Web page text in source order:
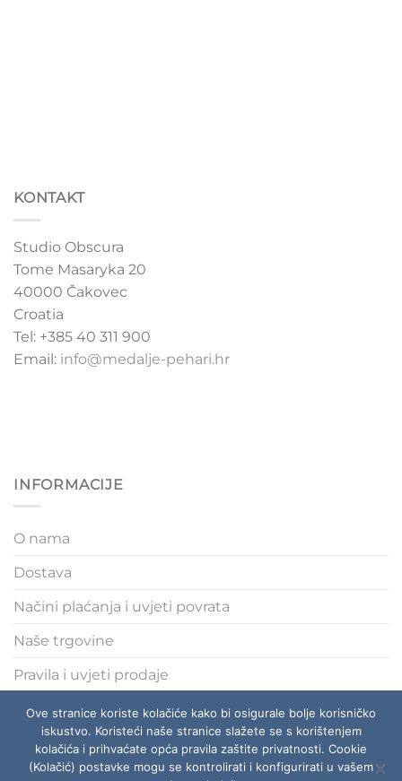
KONTAKT
Studio Obscura
Tome Masaryka 20
40000 Čakovec
Croatia
Tel: +385 40 311 900
Email: info@medalje-pehari.hr
INFORMACIJE
O nama
Dostava
Načini plaćanja i uvjeti povrata
Naše trgovine
Pravila i uvjeti prodaje
Polica privatnosti
O NAMA DOSTAVA
NAČINI PLAĆANJA I UVJETI POVRATA
Ove stranice koriste kolačiće kako bi osigurale bolje korisničko
iskustvo. Koristeći naše stranice slažete se s korištenjem
kolačića i prihvaćate opća pravila zaštite privatnosti. Cookie
(Kolačić) postavke mogu se kontrolirati i konfigurirati u vašem